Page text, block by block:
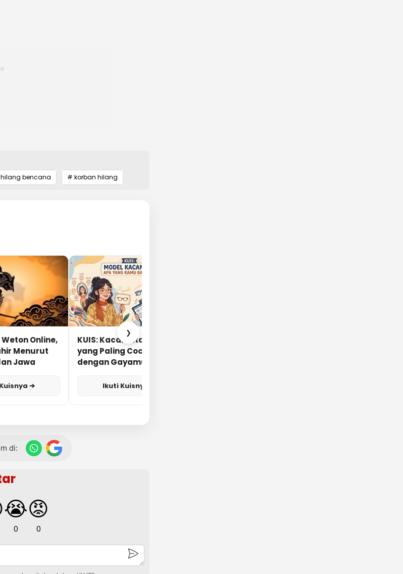
bencana # korban hilang
Online,
Menurut
Jawa
➔
KUIS: Kacamata Apa
yang Paling Cocok
dengan Gayamu?
Ikuti Kuisnya ➔
❯
di:
😭
0
😡
0